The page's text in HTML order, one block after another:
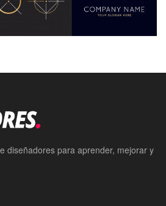
diseñadores para aprender, mejorar y